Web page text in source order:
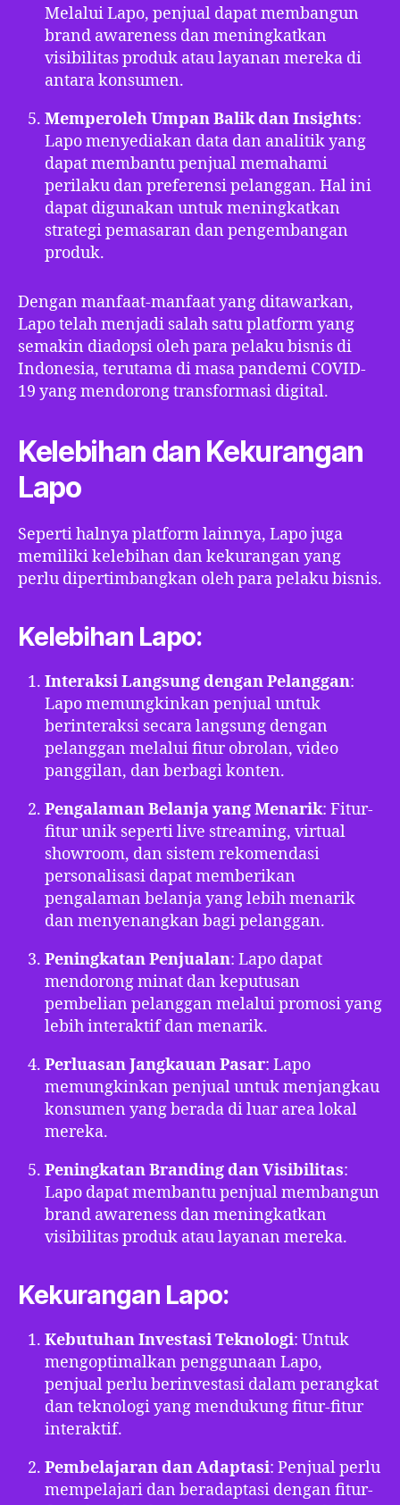
Melalui Lapo, penjual dapat membangun
brand awareness dan meningkatkan
visibilitas produk atau layanan mereka di
antara konsumen.
Memperoleh Umpan Balik dan Insights:
Lapo menyediakan data dan analitik yang
dapat membantu penjual memahami
perilaku dan preferensi pelanggan. Hal ini
dapat digunakan untuk meningkatkan
strategi pemasaran dan pengembangan
produk.
Dengan manfaat-manfaat yang ditawarkan,
Lapo telah menjadi salah satu platform yang
semakin diadopsi oleh para pelaku bisnis di
Indonesia, terutama di masa pandemi COVID-
19 yang mendorong transformasi digital.
Kelebihan dan Kekurangan
Lapo
Seperti halnya platform lainnya, Lapo juga
memiliki kelebihan dan kekurangan yang
perlu dipertimbangkan oleh para pelaku bisnis.
Kelebihan Lapo:
Interaksi Langsung dengan Pelanggan:
Lapo memungkinkan penjual untuk
berinteraksi secara langsung dengan
pelanggan melalui fitur obrolan, video
panggilan, dan berbagi konten.
Pengalaman Belanja yang Menarik: Fitur-
fitur unik seperti live streaming, virtual
showroom, dan sistem rekomendasi
personalisasi dapat memberikan
pengalaman belanja yang lebih menarik
dan menyenangkan bagi pelanggan.
Peningkatan Penjualan: Lapo dapat
mendorong minat dan keputusan
pembelian pelanggan melalui promosi yang
lebih interaktif dan menarik.
Perluasan Jangkauan Pasar: Lapo
memungkinkan penjual untuk menjangkau
konsumen yang berada di luar area lokal
mereka.
Peningkatan Branding dan Visibilitas:
Lapo dapat membantu penjual membangun
brand awareness dan meningkatkan
visibilitas produk atau layanan mereka.
Kekurangan Lapo:
Kebutuhan Investasi Teknologi: Untuk
mengoptimalkan penggunaan Lapo,
penjual perlu berinvestasi dalam perangkat
dan teknologi yang mendukung fitur-fitur
interaktif.
Pembelajaran dan Adaptasi: Penjual perlu
mempelajari dan beradaptasi dengan fitur-